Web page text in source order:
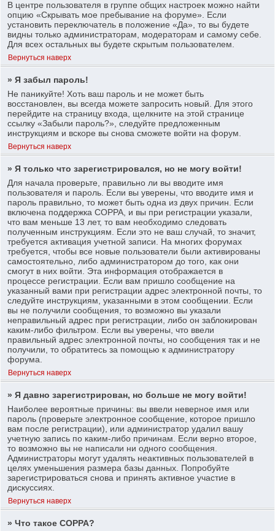
В центре пользователя в группе общих настроек можно найти
опцию «Скрывать мое пребывание на форуме». Если
установить переключатель в положение «Да», то вы будете
видны только администраторам, модераторам и самому себе.
Для всех остальных вы будете скрытым пользователем.
Вернуться наверх
» Я забыл пароль!
Не паникуйте! Хоть ваш пароль и не может быть
восстановлен, вы всегда можете запросить новый. Для этого
перейдите на страницу входа, щелкните на этой странице
ссылку «Забыли пароль?», следуйте предложенным
инструкциям и вскоре вы снова сможете войти на форум.
Вернуться наверх
» Я только что зарегистрировался, но не могу войти!
Для начала проверьте, правильно ли вы вводите имя
пользователя и пароль. Если вы уверены, что вводите имя и
пароль правильно, то может быть одна из двух причин. Если
включена поддержка COPPA, и вы при регистрации указали,
что вам меньше 13 лет, то вам необходимо следовать
полученным инструкциям. Если это не ваш случай, то значит,
требуется активация учетной записи. На многих форумах
требуется, чтобы все новые пользователи были активированы
самостоятельно, либо администратором до того, как они
смогут в них войти. Эта информация отображается в
процессе регистрации. Если вам пришло сообщение на
указанный вами при регистрации адрес электронной почты, то
следуйте инструкциям, указанными в этом сообщении. Если
вы не получили сообщения, то возможно вы указали
неправильный адрес при регистрации, либо он заблокирован
каким-либо фильтром. Если вы уверены, что ввели
правильный адрес электронной почты, но сообщения так и не
получили, то обратитесь за помощью к администратору
форума.
Вернуться наверх
» Я давно зарегистрирован, но больше не могу войти!
Наиболее вероятные причины: вы ввели неверное имя или
пароль (проверьте электронное сообщение, которое пришло
вам после регистрации), или администратор удалил вашу
учетную запись по каким-либо причинам. Если верно второе,
то возможно вы не написали ни одного сообщения.
Администраторы могут удалять неактивных пользователей в
целях уменьшения размера базы данных. Попробуйте
зарегистрироваться снова и принять активное участие в
дискуссиях.
Вернуться наверх
» Что такое COPPA?